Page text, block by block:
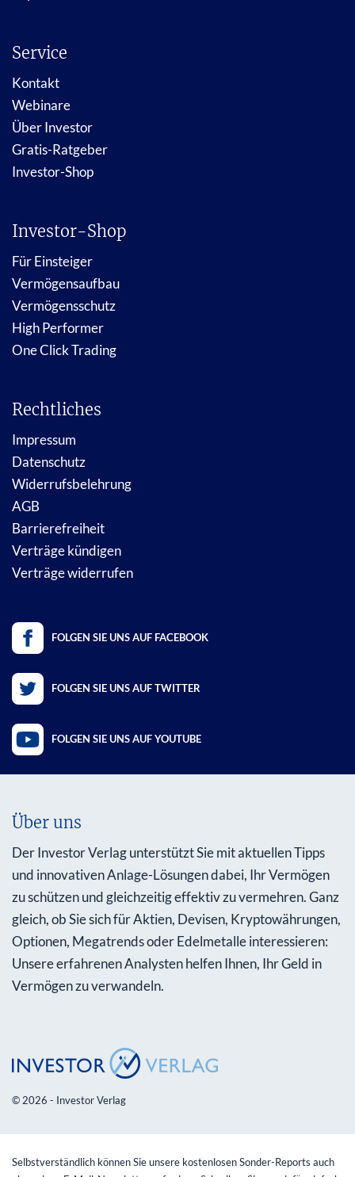
Service
Kontakt
Webinare
Über Investor
Gratis-Ratgeber
Investor-Shop
Investor-Shop
Für Einsteiger
Vermögensaufbau
Vermögensschutz
High Performer
One Click Trading
Rechtliches
Impressum
Datenschutz
Widerrufsbelehrung
AGB
Barrierefreiheit
Verträge kündigen
Verträge widerrufen
FOLGEN SIE UNS AUF FACEBOOK
FOLGEN SIE UNS AUF TWITTER
FOLGEN SIE UNS AUF YOUTUBE
Über uns
Der Investor Verlag unterstützt Sie mit aktuellen Tipps
und innovativen Anlage-Lösungen dabei, Ihr Vermögen
zu schützen und gleichzeitig effektiv zu vermehren. Ganz
gleich, ob Sie sich für Aktien, Devisen, Kryptowährungen,
Optionen, Megatrends oder Edelmetalle interessieren:
Unsere erfahrenen Analysten helfen Ihnen, Ihr Geld in
Vermögen zu verwandeln.
© 2026 - Investor Verlag
Selbstverständlich können Sie unsere kostenlosen Sonder-Reports auch